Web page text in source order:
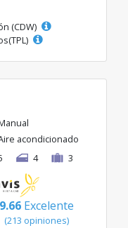
(CDW)
acondicionado
4 3
9.66 Excelente
(213 opiniones)